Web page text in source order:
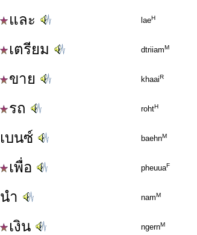
และ laeH
เตรียม dtriiamM
ขาย khaaiR
รถ rohtH
เบนซ์ baehnM
เพื่อ pheuuaF
นำ namM
เงิน ngernM